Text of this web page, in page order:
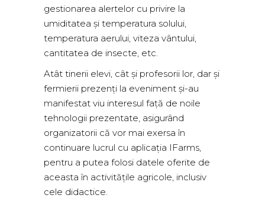
gestionarea alertelor cu privire la
umiditatea și temperatura solului,
temperatura aerului, viteza vântului,
cantitatea de insecte, etc.
Atât tinerii elevi, cât și profesorii lor, dar și
fermierii prezenți la eveniment și-au
manifestat viu interesul față de noile
tehnologii prezentate, asigurând
organizatorii că vor mai exersa în
continuare lucrul cu aplicația IFarms,
pentru a putea folosi datele oferite de
aceasta în activitățile agricole, inclusiv
cele didactice.